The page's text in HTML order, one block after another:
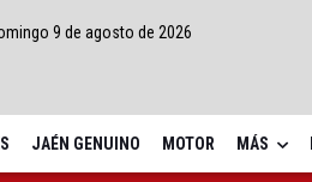
9 de agosto de 2026
JAÉN GENUINO MOTOR MÁS